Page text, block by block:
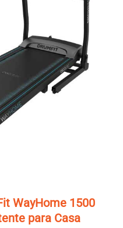
WayHome 1500
para Casa